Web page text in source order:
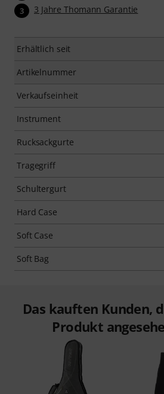
3 3 Jahre Thomann Garantie
Erhältlich seit
Artikelnummer
Verkaufseinheit
Instrument
Rucksackgurte
Tragegriff
Schultergurt
Hard Case
Soft Case
Soft Bag
Das kauften Kunden,
Produkt